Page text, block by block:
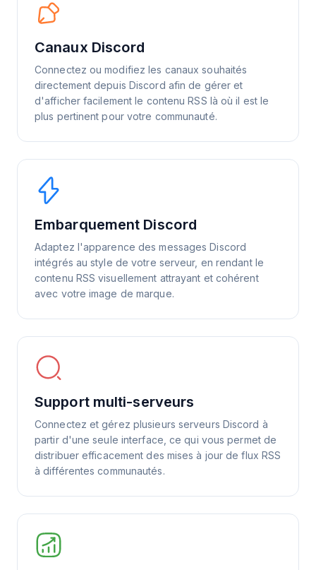
Canaux Discord
Connectez ou modifiez les canaux souhaités
directement depuis Discord afin de gérer et
d'afficher facilement le contenu RSS là où il est le
plus pertinent pour votre communauté.
Embarquement Discord
Adaptez l'apparence des messages Discord
intégrés au style de votre serveur, en rendant le
contenu RSS visuellement attrayant et cohérent
avec votre image de marque.
Support multi-serveurs
Connectez et gérez plusieurs serveurs Discord à
partir d'une seule interface, ce qui vous permet de
distribuer efficacement des mises à jour de flux RSS
à différentes communautés.